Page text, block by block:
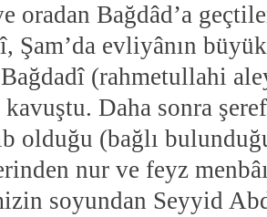
oradan Bağdâd’a
Şam’da evliyânın
(rahmetullahi
kavuştu. Daha sonra
olduğu (bağlı
nur ve feyz
soyundan Seyyid